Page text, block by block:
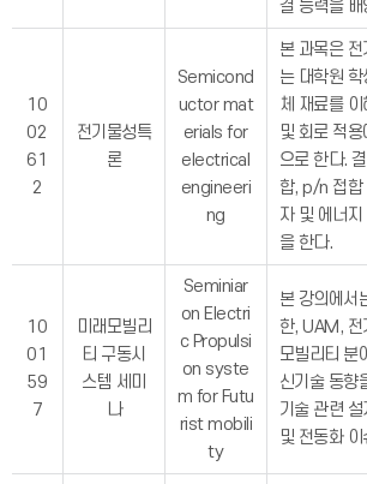
결 능력을
10
02
61
2
전기물성특
론
Semicond
uctor mat
erials for
electrical
engineeri
ng
본 과목은
는 대학원
체 재료를
및 회로 적
으로 한다.
합, p/n 접합
자 및 에너
을 한다.
10
01
59
7
미래모빌리
티 구동시
스템 세미
나
Seminiar
on Electri
c Propulsi
on syste
m for Futu
rist mobili
ty
본 강의에서
한, UAM, 전
모빌리티 분
신기술 동향
기술 관련
및 전동화